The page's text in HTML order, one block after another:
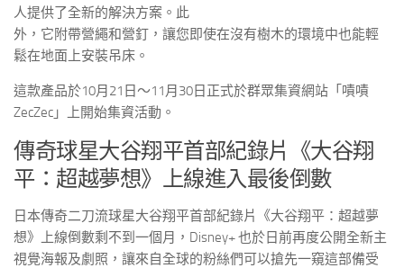
人提供了全新的解決方案。此
外，它附帶營繩和營釘，讓您即使在沒有樹木的環境中也能輕
鬆在地面上安裝吊床。
這款產品於10月21日〜11月30日正式於群眾集資網站「嘖嘖
ZecZec」上開始集資活動。
傳奇球星大谷翔平首部紀錄片《大谷翔
平：超越夢想》上線進入最後倒數
日本傳奇二刀流球星大谷翔平首部紀錄片《大谷翔平：超越夢
想》上線倒數剩不到一個月， Disney+也於日前再度公開全新主
視覺海報及劇照，讓來自全球的粉絲們可以搶先一窺這部備受